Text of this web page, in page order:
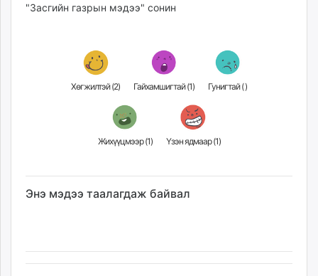
"Засгийн газрын мэдээ" сонин
Хөгжилтэй (2) Гайхамшигтай (1) Гунигтай ()
Жихүүцмээр (1) Үзэн ядмаар (1)
Энэ мэдээ таалагдаж байвал